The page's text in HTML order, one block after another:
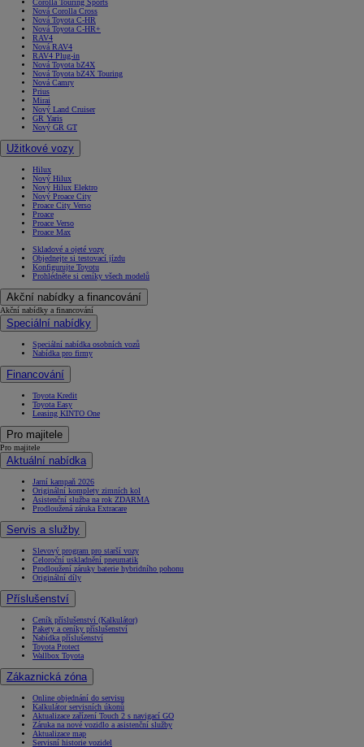
Corolla Touring Sports
Nová Corolla Cross
Nová Toyota C-HR
Nová Toyota C-HR+
RAV4
Nová RAV4
RAV4 Plug-in
Nová Toyota bZ4X
Nová Toyota bZ4X Touring
Nová Camry
Prius
Mirai
Nový Land Cruiser
GR Yaris
Nový GR GT
Užitkové vozy
Hilux
Nový Hilux
Nový Hilux Elektro
Nový Proace City
Proace City Verso
Proace
Proace Verso
Proace Max
Skladové a ojeté vozy
Objednejte si testovací jízdu
Konfigurujte Toyotu
Prohlédněte si ceníky všech modelů
Akční nabídky a financování
Akční nabídky a financování
Speciální nabídky
Speciální nabídka osobních vozů
Nabídka pro firmy
Financování
Toyota Kredit
Toyota Easy
Leasing KINTO One
Pro majitele
Pro majitele
Aktuální nabídka
Jarní kampaň 2026
Originální komplety zimních kol
Asistenční služba na rok ZDARMA
Prodloužená záruka Extracare
Servis a služby
Slevový program pro starší vozy
Celoroční uskladnění pneumatik
Prodloužení záruky baterie hybridního pohonu
Originální díly
Příslušenství
Ceník příslušenství (Kalkulátor)
Pakety a ceníky příslušenství
Nabídka příslušenství
Toyota Protect
Wallbox Toyota
Zákaznická zóna
Online objednání do servisu
Kalkulátor servisních úkonů
Aktualizace zařízení Touch 2 s navigací GO
Záruka na nové vozidlo a asistenční služby
Aktualizace map
Servisní historie vozidel